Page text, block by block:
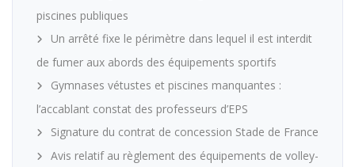
piscines publiques
Un arrêté fixe le périmètre dans lequel il est interdit
de fumer aux abords des équipements sportifs
Gymnases vétustes et piscines manquantes :
l’accablant constat des professeurs d’EPS
Signature du contrat de concession Stade de France
Avis relatif au règlement des équipements de volley-